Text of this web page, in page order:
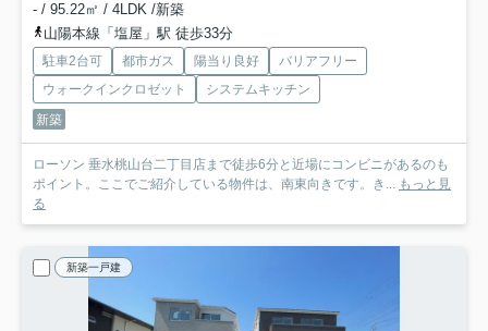
- / 95.22㎡ / 4LDK /新築
山陽本線「塩屋」駅 徒歩33分
駐車2台可 都市ガス 陽当り良好
バリアフリー
ウォークインクロゼット
システムキッチン
新築
ローソン 垂水桃山台二丁目店まで徒歩6分と近場にコンビニがあるのも
ポイント。ここでご紹介している物件は、南東向きです。き... もっと見
る
新築一戸建